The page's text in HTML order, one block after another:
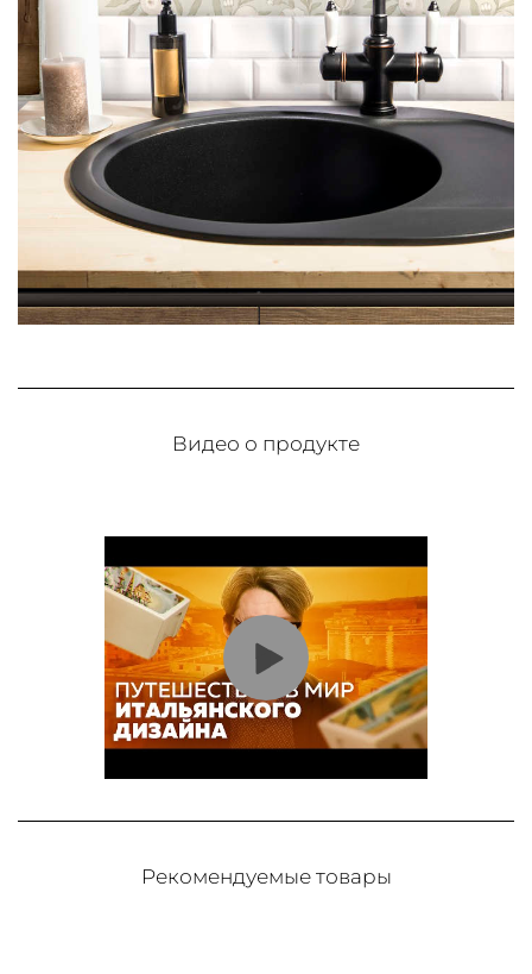
Видео о продукте
Рекомендуемые товары